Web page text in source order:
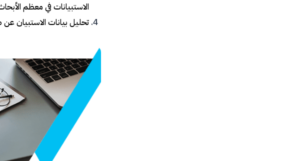
الاستبيانات في معظم
تحليل بيانات الاستبيان